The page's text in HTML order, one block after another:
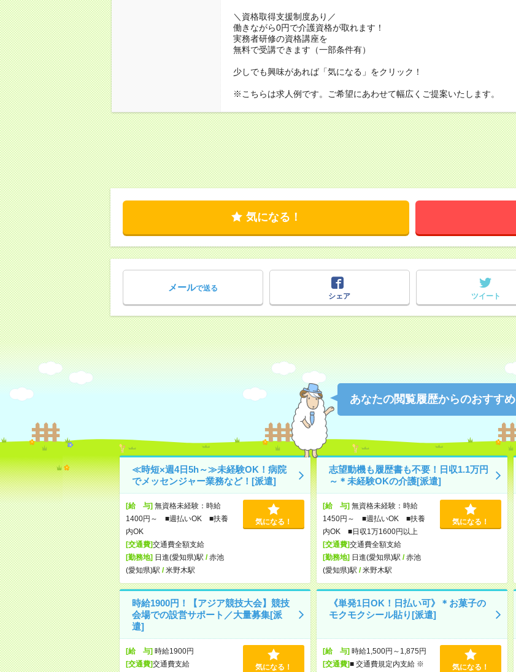
＼資格取得支援制度あり／
働きながら0円で介護資格が取れます！
実務者研修の資格講座を
無料で受講できます（一部条件有）
少しでも興味があれば「気になる」をクリック！
※こちらは求人例です。ご希望にあわせて幅広くご提案いたします。
気になる！
メールで送る
シェア
ツイート
あなたの閲覧履歴からのおすすめ
≪時短×週4日5h～≫未経験OK！病院
でメッセンジャー業務など！[派遣]
[給 与]無資格未経験：時給
1400円～ ■週払いOK ■扶養
内OK
[交通費]交通費全額支給
[勤務地]日進(愛知県)駅 /赤池
(愛知県)駅 /米野木駅
気になる！
志望動機も履歴書も不要！日収1.1万円
～＊未経験OKの介護[派遣]
[給 与]無資格未経験：時給
1450円～ ■週払いOK ■扶養
内OK ■日収1万1600円以上
[交通費]交通費全額支給
[勤務地]日進(愛知県)駅 /赤池
(愛知県)駅 /米野木駅
気になる！
時給1900円！【アジア競技大会】競技
会場での設営サポート／大量募集[派
遣]
[給 与]時給1900円
[交通費]交通費支給 気になる！
《単発1日OK！日払い可》＊お菓子の
モクモクシール貼り[派遣]
[給 与]時給1,500円～1,875円
[交通費]■ 交通費規定内支給 ※ 気になる！